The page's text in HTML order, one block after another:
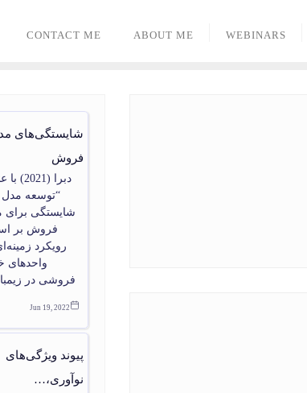
WEBINARS
ABOUT ME
CONTACT ME
شایستگی‌های
فروش
دبرا
“توسعه مدل
شایستگی برای
فروش بر
رویکرد
واحدهای
فروشی در
Jun 19, 2022
پیوند ویژگی‌های
نوآوری،…